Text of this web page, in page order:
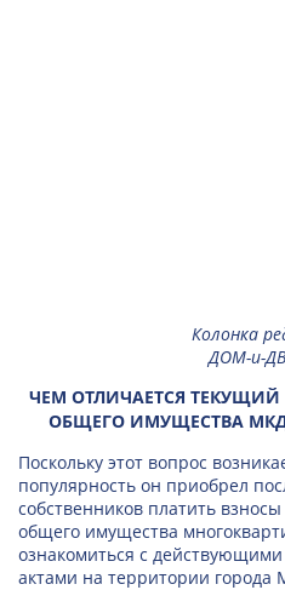
Колонка
ДОМ-и-
ЧЕМ ОТЛИЧАЕТСЯ
ОБЩЕГО ИМУЩЕСТВА
Поскольку этот вопрос
популярность он приобрел
собственников платить
общего имущества
ознакомиться с
актами на территории города